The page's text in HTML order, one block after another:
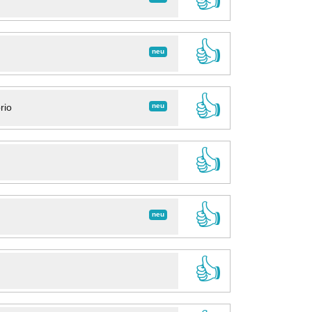
neu 👍
neu
👍
👍
neu
👍
👍